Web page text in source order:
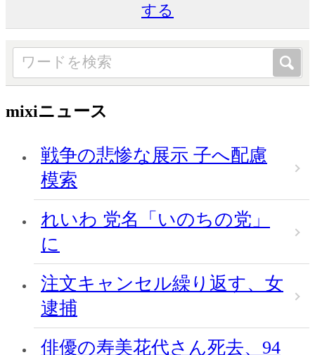
する
mixiニュース
戦争の悲惨な展示 子へ配慮
模索
れいわ 党名「いのちの党」
に
注文キャンセル繰り返す、女
逮捕
俳優の寿美花代さん死去、94